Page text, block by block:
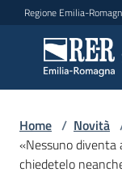
Vai al contenuto
Vai alla navigazione
Vai al footer
Regione Emilia-
Argomenti
Home / Novità
«Nessuno diventa
chiedetelo